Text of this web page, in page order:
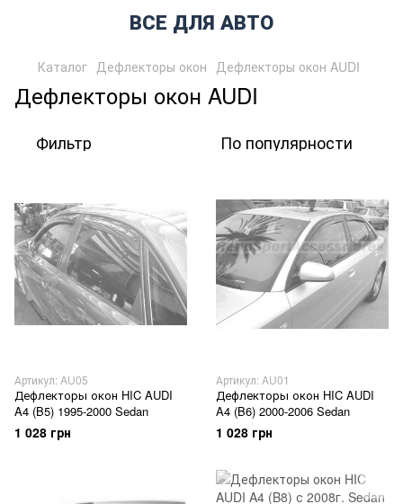
ВСЕ ДЛЯ АВТО
Каталог Дефлекторы окон Дефлекторы окон AUDI
Дефлекторы окон AUDI
Фильтр По популярности
Артикул: AU05
Дефлекторы окон HIC AUDI
A4 (B5) 1995-2000 Sedan
1 028 грн
Артикул: AU01
Дефлекторы окон HIC AUDI
A4 (B6) 2000-2006 Sedan
1 028 грн